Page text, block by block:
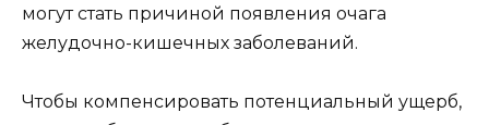
могут стать причиной появления очага
желудочно-кишечных заболеваний.
Чтобы компенсировать потенциальный ущерб,